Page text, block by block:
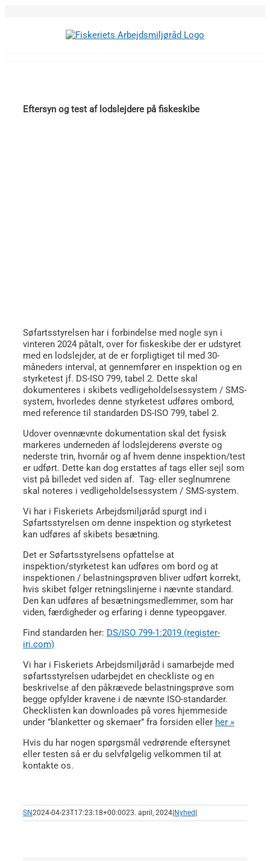
Eftersyn og test af lodslejdere på fiskeskibe
Søfartsstyrelsen har i forbindelse med nogle syn i
vinteren 2024 påtalt, over for fiskeskibe der er udstyret
med en lodslejder, at de er forpligtiget til med 30-
måneders interval, at gennemfører en inspektion og en
styrketest jf. DS-ISO 799, tabel 2. Dette skal
dokumenteres i skibets vedligeholdelsessystem / SMS-
system, hvorledes denne styrketest udføres ombord,
med reference til standarden DS-ISO 799, tabel 2.
Udover ovennævnte dokumentation skal det fysisk
markeres underneden af lodslejderens øverste og
nederste trin, hvornår og af hvem denne inspektion/test
er udført. Dette kan dog erstattes af tags eller sejl som
vist på billedet ved siden af. Tag- eller seglnumrene
skal noteres i vedligeholdelsessystem / SMS-system.
Vi har i Fiskeriets Arbejdsmiljøråd spurgt ind i
Søfartsstyrelsen om denne inspektion og styrketest
kan udføres af skibets besætning.
Det er Søfartsstyrelsens opfattelse at
inspektion/styrketest kan udføres om bord og at
inspektionen / belastningsprøven bliver udført korrekt,
hvis skibet følger retningslinjerne i nævnte standard.
Den kan udføres af besætningsmedlemmer, som har
viden, færdigheder og erfaring i denne typeopgaver.
Find standarden her: DS/ISO 799-1:2019 (register-
iri.com)
Vi har i Fiskeriets Arbejdsmiljøråd i samarbejde med
søfartsstyrelsen udarbejdet en checkliste og en
beskrivelse af den påkrævede belastningsprøve som
begge opfylder kravene i de nævnte ISO-standarder.
Checklisten kan downloades på vores hjemmeside
under ”blanketter og skemaer” fra forsiden eller her »
Hvis du har nogen spørgsmål vedrørende eftersynet
eller testen så er du selvfølgelig velkommen til at
kontakte os.
SN2024-04-23T17:23:18+00:0023. april, 2024 Nyhed